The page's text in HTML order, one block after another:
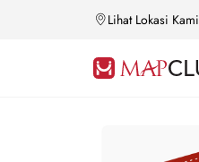
Lihat Lokasi Kami